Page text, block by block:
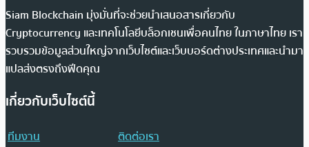
Siam Blockchain มุ่งมั่นที่จะช่วยนำเสนอสารเกี่ยวกับ
Cryptocurrency และเทคโนโลยีบล็อกเชนเพื่อคนไทย ในภาษาไทย เรา
รวบรวมข้อมูลส่วนใหญ่จากเว็บไซต์และเว็บบอร์ดต่างประเทศและนำมา
แปลส่งตรงถึงฟีดคุณ
เกี่ยวกับเว็บไซต์นี้
ทีมงาน
ติดต่อเรา